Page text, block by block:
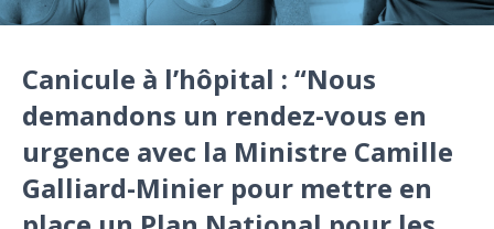
Canicule à l’hôpital : “Nous
demandons un rendez-vous en
urgence avec la Ministre Camille
Galliard-Minier pour mettre en